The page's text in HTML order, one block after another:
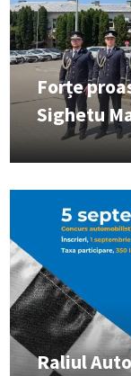
Forțe
Sighetu
Raliul